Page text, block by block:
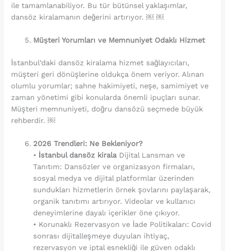
ile tamamlanabiliyor. Bu tür bütünsel yaklaşımlar,
dansöz kiralamanın değerini artırıyor. ￼ ￼
Müşteri Yorumları ve Memnuniyet Odaklı Hizmet
İstanbul’daki dansöz kiralama hizmet sağlayıcıları,
müşteri geri dönüşlerine oldukça önem veriyor. Alınan
olumlu yorumlar; sahne hakimiyeti, neşe, samimiyet ve
zaman yönetimi gibi konularda önemli ipuçları sunar.
Müşteri memnuniyeti, doğru dansözü seçmede büyük
rehberdir. ￼
2026 Trendleri: Ne Bekleniyor?
• İstanbul dansöz kiralaDijital Lansman ve
Tanıtım: Dansözler ve organizasyon firmaları,
sosyal medya ve dijital platformlar üzerinden
sundukları hizmetlerin örnek şovlarını paylaşarak,
organik tanıtımı artırıyor. Videolar ve kullanıcı
deneyimlerine dayalı içerikler öne çıkıyor.
• Korunaklı Rezervasyon ve İade Politikaları: Covid
sonrası dijitalleşmeye duyulan ihtiyaç,
rezervasyon ve iptal esnekliği ile güven odaklı